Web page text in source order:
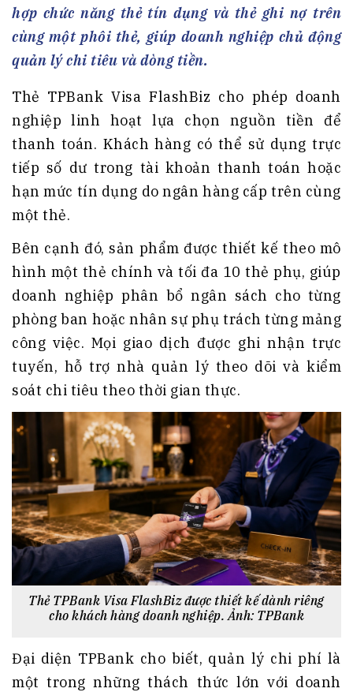
hợp chức năng thẻ tín dụng và thẻ ghi nợ trên
cùng một phôi thẻ, giúp doanh nghiệp chủ động
quản lý chi tiêu và dòng tiền.
Thẻ TPBank Visa FlashBiz cho phép doanh
nghiệp linh hoạt lựa chọn nguồn tiền để
thanh toán. Khách hàng có thể sử dụng trực
tiếp số dư trong tài khoản thanh toán hoặc
hạn mức tín dụng do ngân hàng cấp trên cùng
một thẻ.
Bên cạnh đó, sản phẩm được thiết kế theo mô
hình một thẻ chính và tối đa 10 thẻ phụ, giúp
doanh nghiệp phân bổ ngân sách cho từng
phòng ban hoặc nhân sự phụ trách từng mảng
công việc. Mọi giao dịch được ghi nhận trực
tuyến, hỗ trợ nhà quản lý theo dõi và kiểm
soát chi tiêu theo thời gian thực.
Thẻ TPBank Visa FlashBiz được thiết kế dành riêng
cho khách hàng doanh nghiệp. Ảnh: TPBank
Đại diện TPBank cho biết, quản lý chi phí là
một trong những thách thức lớn với doanh